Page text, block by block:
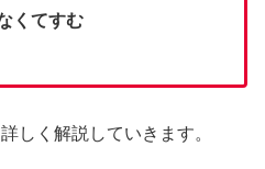
くてすむ
しく解説していきます。